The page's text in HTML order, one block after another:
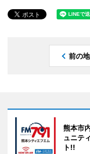
前の
熊本市
ュニテ
ト!!